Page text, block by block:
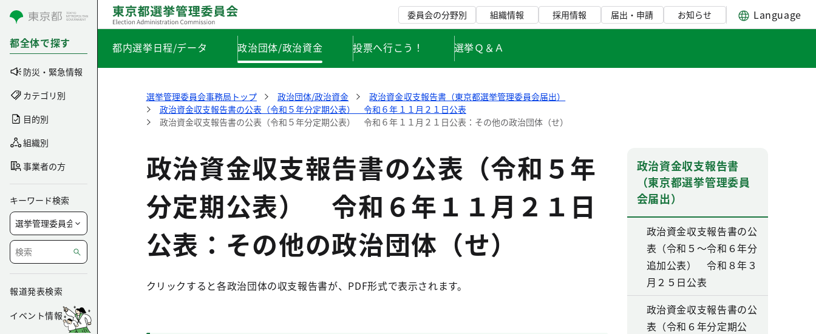
コンテンツにスキップ
都全体で探す
防災・緊急情報
カテゴリ別
目的別
組織別
事業者の方
キーワード検索
報道発表検索
イベント情報
委員会の分野別 組織情報 採用情報 届出・申請 お知らせ Language
都内選挙日程/データ 政治団体/政治資金 投票へ行こう！ 選挙Ｑ＆Ａ
選挙管理委員会事務局トップ 政治団体/政治資金
政治資金収支報告書（東京都選挙管理委員会届出）
政治資金収支報告書の公表（令和５年分定期公表） 令和６年１１月２１日公表
政治資金収支報告書の公表（令和５年分定期公表） 令和６年１１月２１日公表：その他の政治団体（せ）
政治資金収支報告書の公表（令和５年
分定期公表） 令和６年１１月２１日
公表：その他の政治団体（せ）
クリックすると各政治団体の収支報告書が、PDF形式で表示されます。
政治資金収支報告書
（東京都選挙管理委員
会届出）
政治資金収支報告書の公
表（令和５～令和６年分
追加公表） 令和８年３
月２５日公表
政治資金収支報告書の公
表（令和６年分定期公